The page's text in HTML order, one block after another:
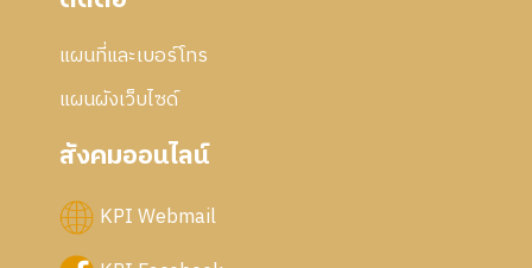
แผนที่และเบอร์โทร
แผนผังเว็บไซด์
สังคมออนไลน์
KPI Webmail